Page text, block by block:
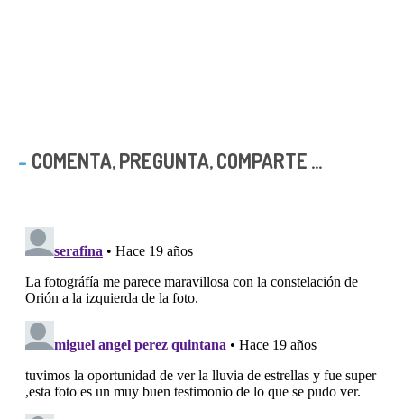
COMENTA, PREGUNTA, COMPARTE ...